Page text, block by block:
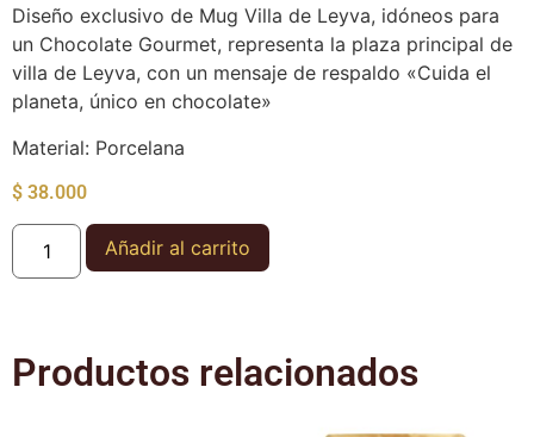
Diseño exclusivo de Mug Villa de Leyva, idóneos para
un Chocolate Gourmet, representa la plaza principal de
villa de Leyva, con un mensaje de respaldo «Cuida el
planeta, único en chocolate»
Material: Porcelana
$ 38.000
Añadir al carrito
Productos relacionados